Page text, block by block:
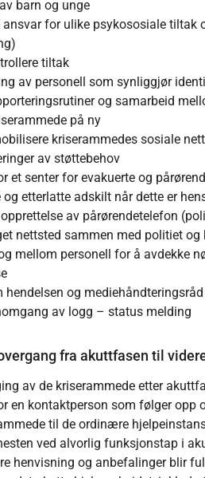
barn og unge
for ulike psykososiale tiltak
tiltak
av personell som synliggjør
og samarbeid
på ny
kriserammedes sosiale
av støttebehov
et senter for evakuerte og
og etterlatte adskilt når dette er
av pårørendetelefon
nettsted sammen med politiet og
mellom personell for å avdekke
og
av logg – status melding
fra akuttfasen til
av de kriserammede etter
en kontaktperson som følger opp
til de ordinære
ved alvorlig funksjonstap i
henvisning og anbefalinger blir